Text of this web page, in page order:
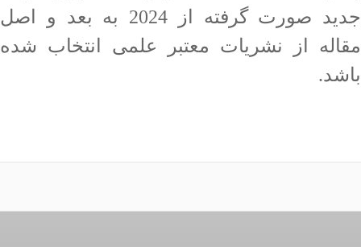
جدید صورت گرفته از 2024 به بعد و اصل
مقاله از نشریات معتبر علمی انتخاب شده
باشد.